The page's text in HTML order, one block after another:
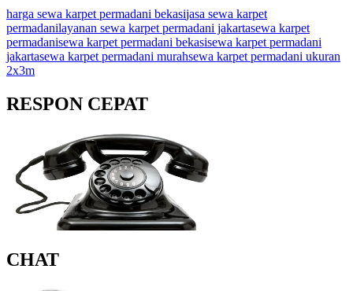
harga sewa karpet permadani bekasijasa sewa karpet
permadanilayanan sewa karpet permadani jakartasewa karpet
permadanisewa karpet permadani bekasisewa karpet permadani
jakartasewa karpet permadani murahsewa karpet permadani ukuran
2x3m
RESPON CEPAT
CHAT